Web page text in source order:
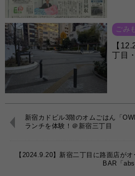
ごみ
【
丁目
新宿カドビル3階のオムごはん「
ランチを体験！＠新宿三丁目
【2024.9.20】新宿二丁目に路面店が
BAR「